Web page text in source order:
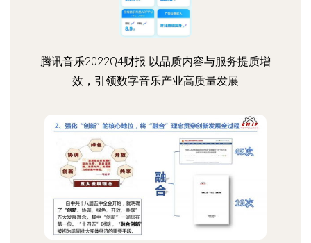
腾讯音乐2022Q4财报 以品质内容与服务提质增
效，引领数字音乐产业高质量发展